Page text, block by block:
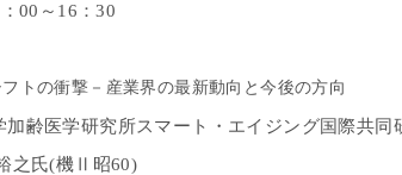
：00 ～ 16 ：30
トの衝撃－産業界の最新動向と今後の方向
加齢医学研究所スマート・エイジング国際共同
之 氏(機Ⅱ昭60)